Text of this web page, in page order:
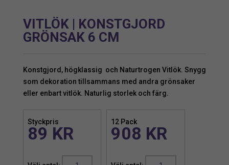
VITLÖK | KONSTGJORD
GRÖNSAK 6 CM
Konstgjord, högklassig och Naturtrogen Vitlök. Snygg
som dekoration tillsammans med andra grönsaker
eller enbart vitlök. Naturlig storlek och färg.
Styckpris
89 KR
12 Pack
908 KR